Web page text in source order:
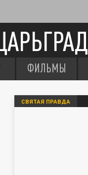
ФИЛЬМЫ
СВЯТАЯ ПРАВДА